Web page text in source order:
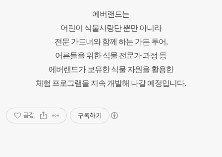
에버랜드는
어린이 식물사랑단 뿐만 아니라
전문 가드너와 함께 하는 가든 투어,
어른들을 위한 식물 전문가 과정 등
에버랜드가 보유한 식물 자원을 활용한
체험 프로그램을 지속 개발해 나갈 예정입니다.
공감 구독하기